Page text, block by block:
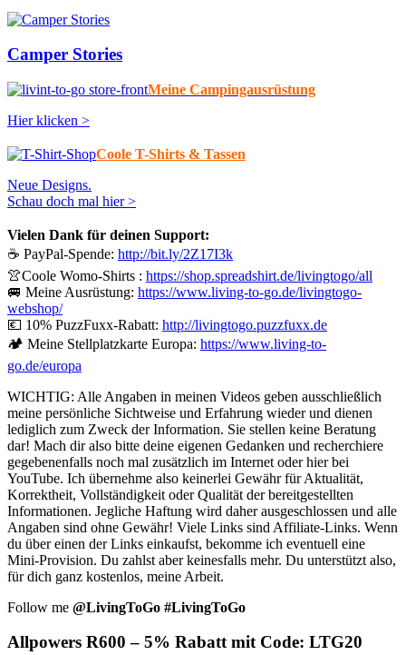
Camper Stories
Meine Campingausrüstung
Hier klicken >
Coole T-Shirts & Tassen
Neue Designs.
Schau doch mal hier >
Vielen Dank für deinen Support:
☕ PayPal-Spende: http://bit.ly/2Z17I3k
👚Coole Womo-Shirts : https://shop.spreadshirt.de/livingtogo/all
🚐 Meine Ausrüstung: https://www.living-to-go.de/livingtogo-
webshop/
💶 10% PuzzFuxx-Rabatt: http://livingtogo.puzzfuxx.de
🏕️ Meine Stellplatzkarte Europa: https://www.living-to-
go.de/europa
WICHTIG: Alle Angaben in meinen Videos geben ausschließlich
meine persönliche Sichtweise und Erfahrung wieder und dienen
lediglich zum Zweck der Information. Sie stellen keine Beratung
dar! Mach dir also bitte deine eigenen Gedanken und recherchiere
gegebenenfalls noch mal zusätzlich im Internet oder hier bei
YouTube. Ich übernehme also keinerlei Gewähr für Aktualität,
Korrektheit, Vollständigkeit oder Qualität der bereitgestellten
Informationen. Jegliche Haftung wird daher ausgeschlossen und alle
Angaben sind ohne Gewähr! Viele Links sind Affiliate-Links. Wenn
du über einen der Links einkaufst, bekomme ich eventuell eine
Mini-Provision. Du zahlst aber keinesfalls mehr. Du unterstützt also,
für dich ganz kostenlos, meine Arbeit.
Follow me @LivingToGo #LivingToGo
Allpowers R600 – 5% Rabatt mit Code: LTG20